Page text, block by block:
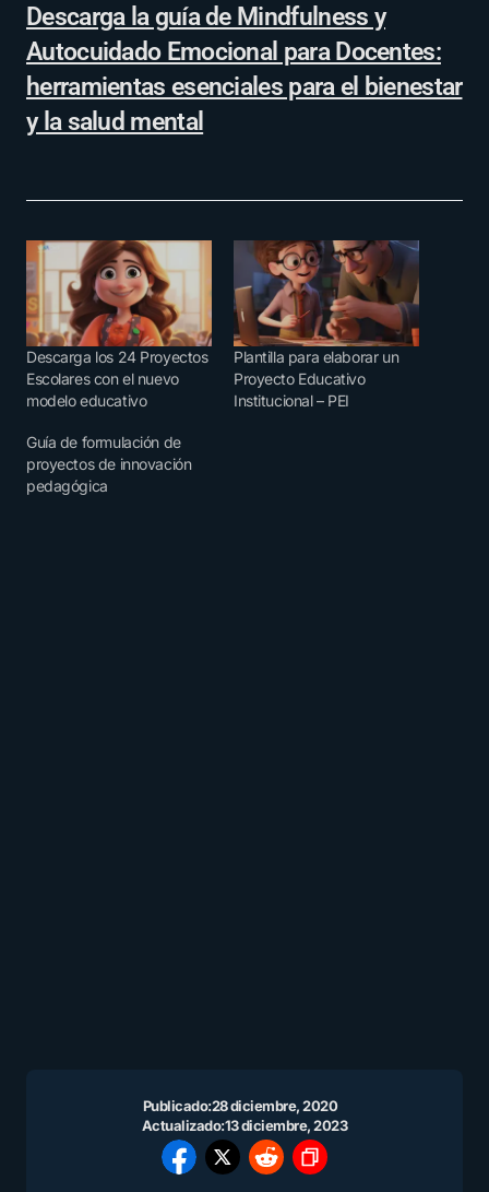
Descarga la guía de Mindfulness y
Autocuidado Emocional para Docentes:
herramientas esenciales para el bienestar
y la salud mental
Descarga los 24 Proyectos
Escolares con el nuevo
modelo educativo
Plantilla para elaborar un
Proyecto Educativo
Institucional – PEI
Guía de formulación de
proyectos de innovación
pedagógica
Publicado:28 diciembre, 2020
Actualizado:13 diciembre, 2023